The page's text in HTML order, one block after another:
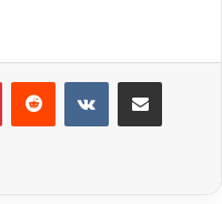
PinterestReddit VKontakteShare via Email